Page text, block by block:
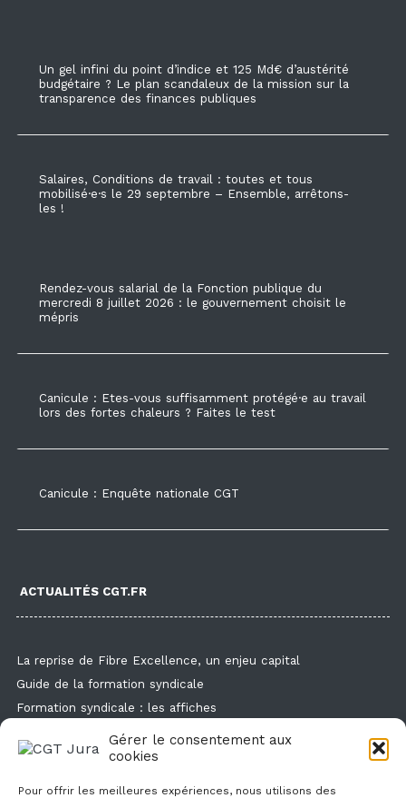
Gérer le consentement aux
cookies
Pour offrir les meilleures expériences, nous utilisons des
Un gel infini du point d’indice et 125 Md€ d’austérité
budgétaire ? Le plan scandaleux de la mission sur la
transparence des finances publiques
Salaires, Conditions de travail : toutes et tous
mobilisé·e·s le 29 septembre – Ensemble, arrêtons-
les !
Rendez-vous salarial de la Fonction publique du
mercredi 8 juillet 2026 : le gouvernement choisit le
mépris
Canicule : Etes-vous suffisamment protégé·e au travail
lors des fortes chaleurs ? Faites le test
Canicule : Enquête nationale CGT
ACTUALITÉS CGT.FR
La reprise de Fibre Excellence, un enjeu capital
Guide de la formation syndicale
Formation syndicale : les affiches
Droit de retrait : comment l'exercer et faire valoir ses droits ?
Des flyers et des affichettes pour faire connaitre l'enquête